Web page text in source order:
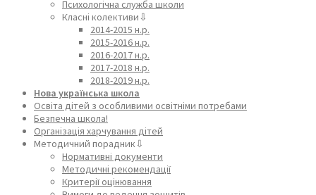
Психологічна служба школи
Класні колективи⇩
2014-2015 н.р.
2015-2016 н.р.
2016-2017 н.р.
2017-2018 н.р.
2018-2019 н.р.
Нова українська школа
Освіта дітей з особливими освітніми потребами
Безпечна школа!
Організація харчування дітей
Методичний порадник⇩
Нормативні документи
Методичні рекомендації
Критерії оцінювання